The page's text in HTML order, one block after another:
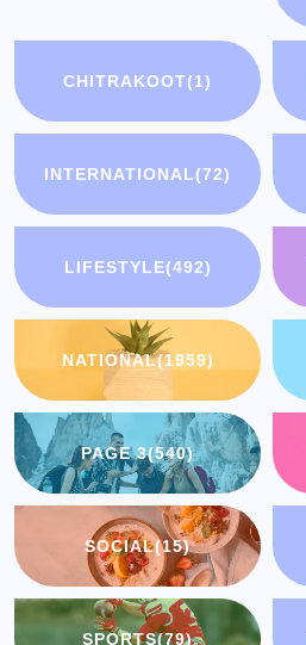
CHITRAKOOT(1)
INTERNATIONAL(72)
LIFESTYLE(492)
NATIONAL(1959)
PAGE 3(540)
SOCIAL(15)
SPORTS(79)